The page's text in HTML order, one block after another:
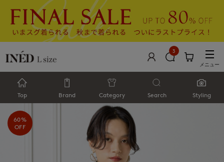
3
メニュー
Top Brand Category Search Styling
60%
OFF